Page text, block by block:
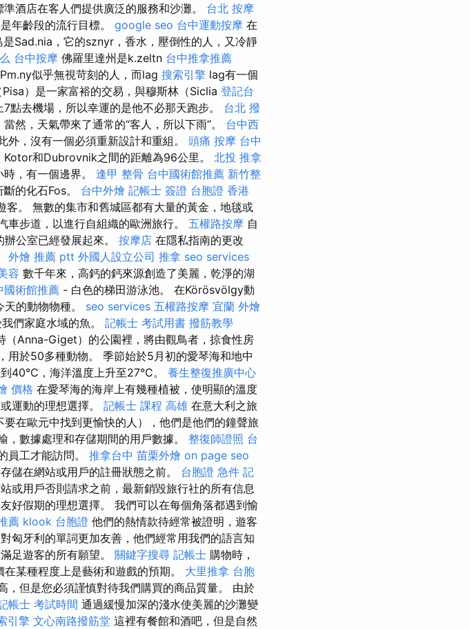
酒店在客人們提供廣泛的服務和沙灘。 台北 按摩
年齡段的流行目標。 google seo 台中運動按摩 在
Sad.nia，它的sznyr，香水，壓倒性的人，又冷靜
台中按摩 佛羅里達州是k.zeltn 台中推拿推薦
Pm.ny似乎無視苛刻的人，而lag 搜索引擎 lag有一個
Pisa）是一家富裕的交易，與穆斯林（Siclia 登記台
點去機場，所以幸運的是他不必那天跑步。 台北 撥
當然，天氣帶來了通常的“客人，所以下雨”。 台中西
，沒有一個必須重新設計和重組。 頭痛 按摩 台中
和Dubrovnik之間的距離為96公里。 北投 推拿
，有一個邊界。 逢甲 整骨 台中國術館推薦 新竹整
的化石Fos。 台中外燴 記帳士 簽證 台胞證 香港
。 無數的集市和舊城區都有大量的黃金，地毯或
車步道，以進行自組織的歐洲旅行。 五權路按摩 自
公室已經發展起來。 按摩店 在隱私指南的更改
外燴 推薦 ptt 外國人設立公司 推拿 seo services
容 數千年來，高鈣的鈣來源創造了美麗，乾淨的湖
國術館推薦 - 白色的梯田游泳池。 在Körösvölgy動
的動物物種。 seo services 五權路按摩 宜蘭 外燴
們家庭水域的魚。 記帳士 考試用書 撥筋教學
（Anna-Giget）的公園裡，將由觀鳥者，掠食性房
用於50多種動物。 季節始於5月初的愛琴海和地中
40°C，海洋溫度上升至27°C。 養生整復推廣中心
價格 在愛琴海的海岸上有幾種植被，使明顯的溫度
運動的理想選擇。 記帳士 課程 高雄 在意大利之旅
在歐元中找到更愉快的人），他們是他們的鐘聲旅
數據處理和存儲期間的用戶數據。 整復師證照 台
員工才能訪問。 推拿台中 苗栗外燴 on page seo
儲在網站或用戶的註冊狀態之前。 台胞證 急件 記
或用戶否則請求之前，最新銷毀旅行社的所有信息
好假期的理想選擇。 我們可以在每個角落都遇到愉
薦 klook 台胞證 他們的熱情款待經常被證明，遊客
匈牙利的單詞更加友善，他們經常用我們的語言知
足遊客的所有願望。 關鍵字搜尋 記帳士 購物時，
某種程度上是藝術和遊戲的預期。 大里推拿 台胞
，但是您必須謹慎對待我們購買的商品質量。 由於
帳士 考試時間 通過緩慢加深的淺水使美麗的沙灘變
引擎 文心南路撥筋堂 這裡有餐館和酒吧，但是自然